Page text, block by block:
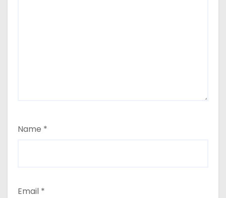
Name *
Email *